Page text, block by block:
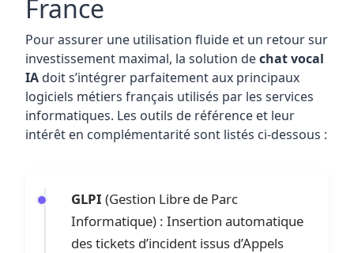
France
Pour assurer une utilisation fluide et un retour sur
investissement maximal, la solution dechat vocal
IA doit s’intégrer parfaitement aux principaux
logiciels métiers français utilisés par les services
informatiques. Les outils de référence et leur
intérêt en complémentarité sont listés ci-dessous :
GLPI (Gestion Libre de Parc
Informatique) : Insertion automatique
des tickets d’incident issus d’Appels